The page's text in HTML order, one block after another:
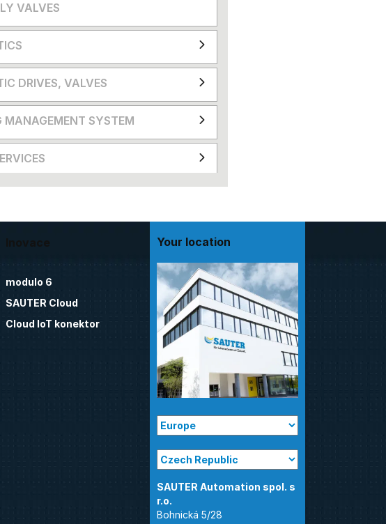
VALVES
DRIVES, VALVES
MANAGEMENT SYSTEM
Inovace
modulo 6
SAUTER Cloud
Cloud IoT konektor
Your location
SAUTER Automation spol. s
Bohnická 5/28